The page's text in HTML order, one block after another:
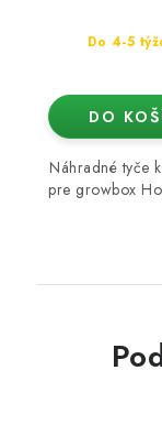
Do 4-5
DO
Náhradné tyče
pre growbox